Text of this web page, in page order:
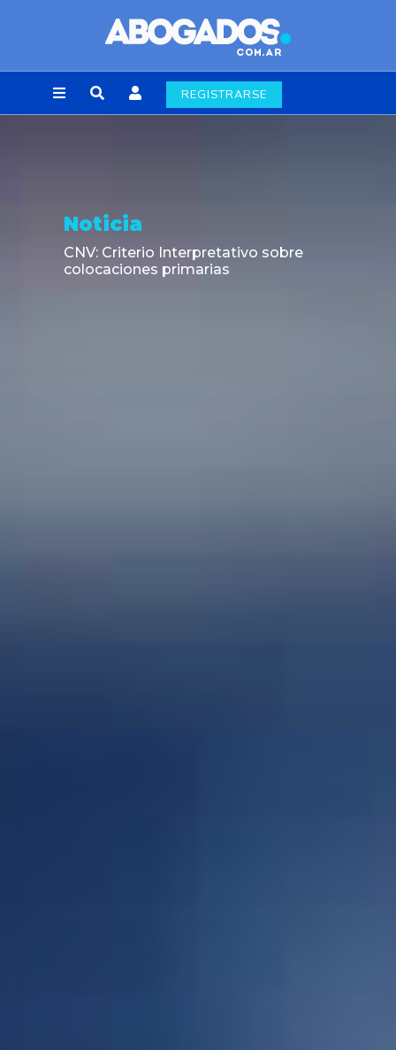
REGISTRARSE
Noticia
CNV: Criterio Interpretativo sobre
colocaciones primarias